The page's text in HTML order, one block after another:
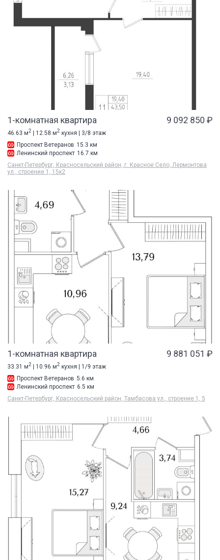
1-комнатная квартира 9 092 850 ₽
46.63 м2 | 12.58 м2 кухня | 3/8 этаж
Проспект Ветеранов 15.3 км
Ленинский проспект 16.7 км
Санкт-Петербург, Красносельский район, г. Красное Село, Лермонтова
ул., строение 1, 15к2
1-комнатная квартира 9 881 051 ₽
33.31 м2 | 10.96 м2 кухня | 1/9 этаж
Проспект Ветеранов 5.6 км
Ленинский проспект 6.5 км
Санкт-Петербург, Красносельский район, Тамбасова ул., строение 1, 5